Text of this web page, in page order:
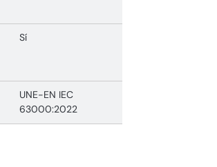
Sí
UNE-EN IEC
63000:2022